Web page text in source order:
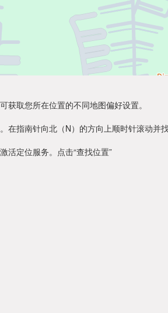
取您所在位置的不同地图偏好设置。
指南针向北（N）的方向上顺时针滚动并
活定位服务。点击“查找位置”